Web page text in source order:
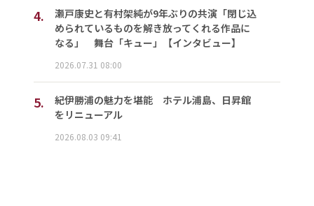
4.
瀬戸康史と有村架純が9年ぶりの共演「閉じ込
められているものを解き放ってくれる作品に
なる」 舞台「キュー」【インタビュー】
2026.07.31 08:00
5.
紀伊勝浦の魅力を堪能 ホテル浦島、日昇館
をリニューアル
2026.08.03 09:41